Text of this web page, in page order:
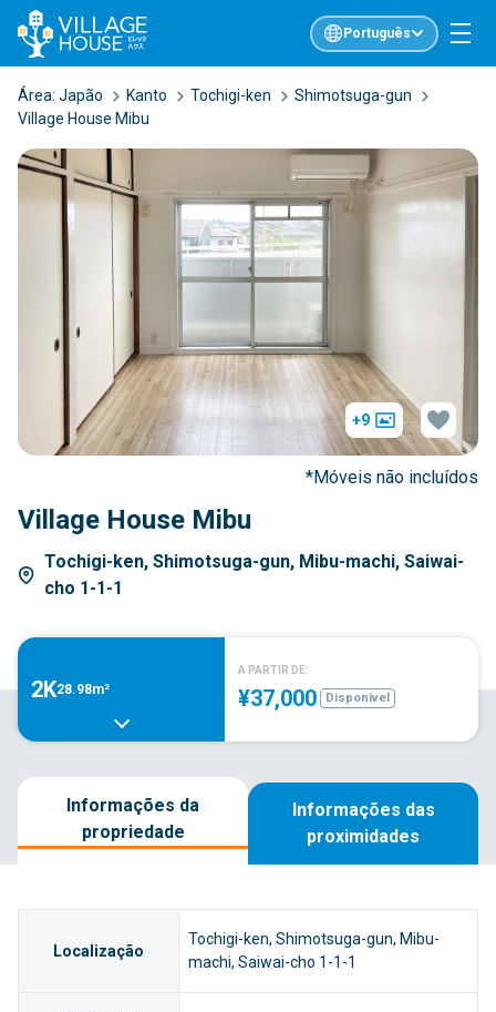
Português
Área: Japão Kanto Tochigi-ken
Shimotsuga-gun
Village House Mibu
Village House Mibu
Tochigi-ken, Shimotsuga-gun, Mibu-machi, Saiwai-
cho 1-1-1
+9
*Móveis não incluídos
2K28.98m²
A PARTIR DE:
¥37,000 Disponível
Informações da
propriedade
Informações das
proximidades
Localização
Tochigi-ken, Shimotsuga-gun, Mibu-
machi, Saiwai-cho 1-1-1